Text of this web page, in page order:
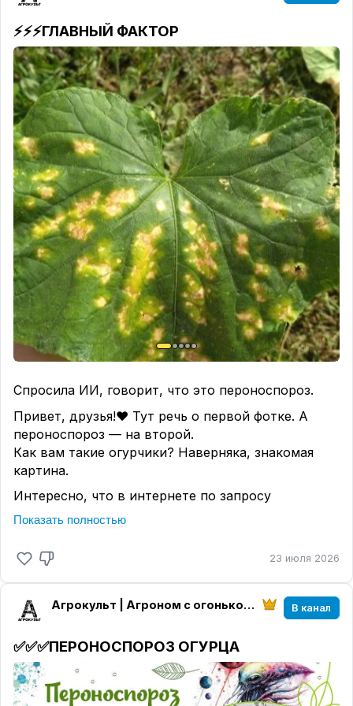
⚡️⚡️⚡️ГЛАВНЫЙ ФАКТОР
Спросила ИИ, говорит, что это пероноспороз.
Привет, друзья!❤ Тут речь о первой фотке. А
пероноспороз — на второй.
Как вам такие огурчики? Наверняка, знакомая
картина.
Интересно, что в интернете по запросу
«пероноспороз» выдаются все вот эти картинки,
скачала.😁
противоположно. Поэтому никак не может быть
аргументом. С ним можно общаться только при
обладаешь запасом знаний и можешь отличить
«зерна от плевел». Ведь ИИ всего лишь собирает
«человеческие данные» с разных ресурсов, а «не
ошибаются только боги». Иногда и
Показать полностью
23 июля 2026
Агрокульт | Агроном с огоньком! В канал
✅✅✅ПЕРОНОСПОРОЗ ОГУРЦА